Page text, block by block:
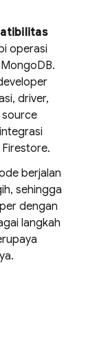
operasi
driver,
source
.
berjalan
sehingga
dengan
langkah